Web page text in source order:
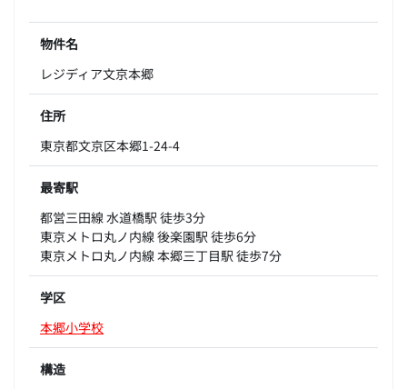
物件名
レジディア文京本郷
住所
東京都文京区本郷1-24-4
最寄駅
都営三田線 水道橋駅 徒歩3分
東京メトロ丸ノ内線 後楽園駅 徒歩6分
東京メトロ丸ノ内線 本郷三丁目駅 徒歩7分
学区
本郷小学校
構造